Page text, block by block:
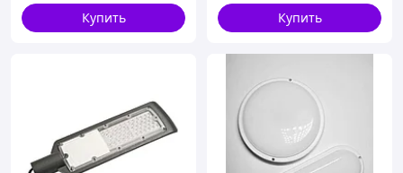
Купить Купить